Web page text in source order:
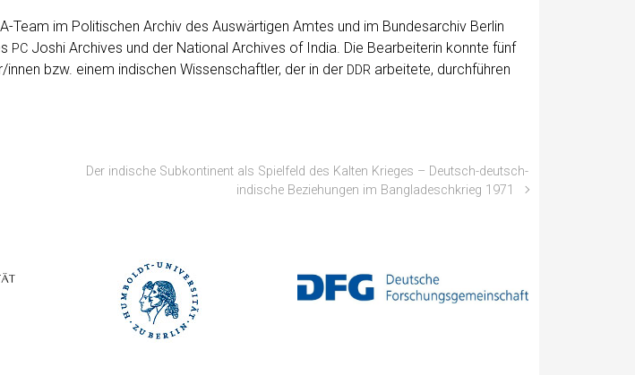
im Poli­ti­schen Archiv des Aus­wär­ti­gen Amtes und im Bun­des­ar­chiv Ber­lin
PC Joshi Archi­ves und der Natio­nal Archi­ves of India. Die Bear­bei­te­rin konn­te fünf
bzw. einem indi­schen Wis­sen­schaft­ler, der in der DDR arbei­te­te, durch­füh­ren
Der indische Subkontinent als Spielfeld des Kalten Krieges – Deutsch-deutsch-
indische Beziehungen im Bangladeschkrieg 1971